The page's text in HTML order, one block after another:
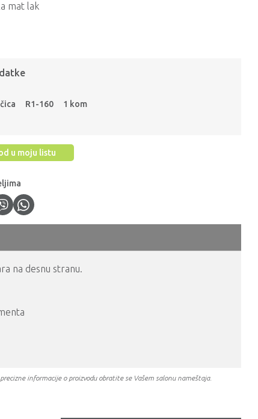
mat lak
R1-160 1 kom
u moju listu
na desnu stranu.
informacije o proizvodu obratite se Vašem salonu nameštaja.